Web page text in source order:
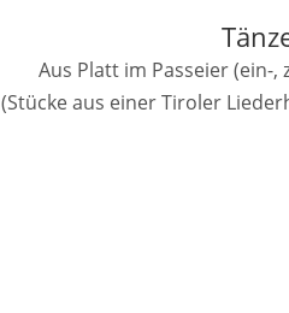
Aus Platt im Passeier (ein-
(Stücke aus einer Tiroler